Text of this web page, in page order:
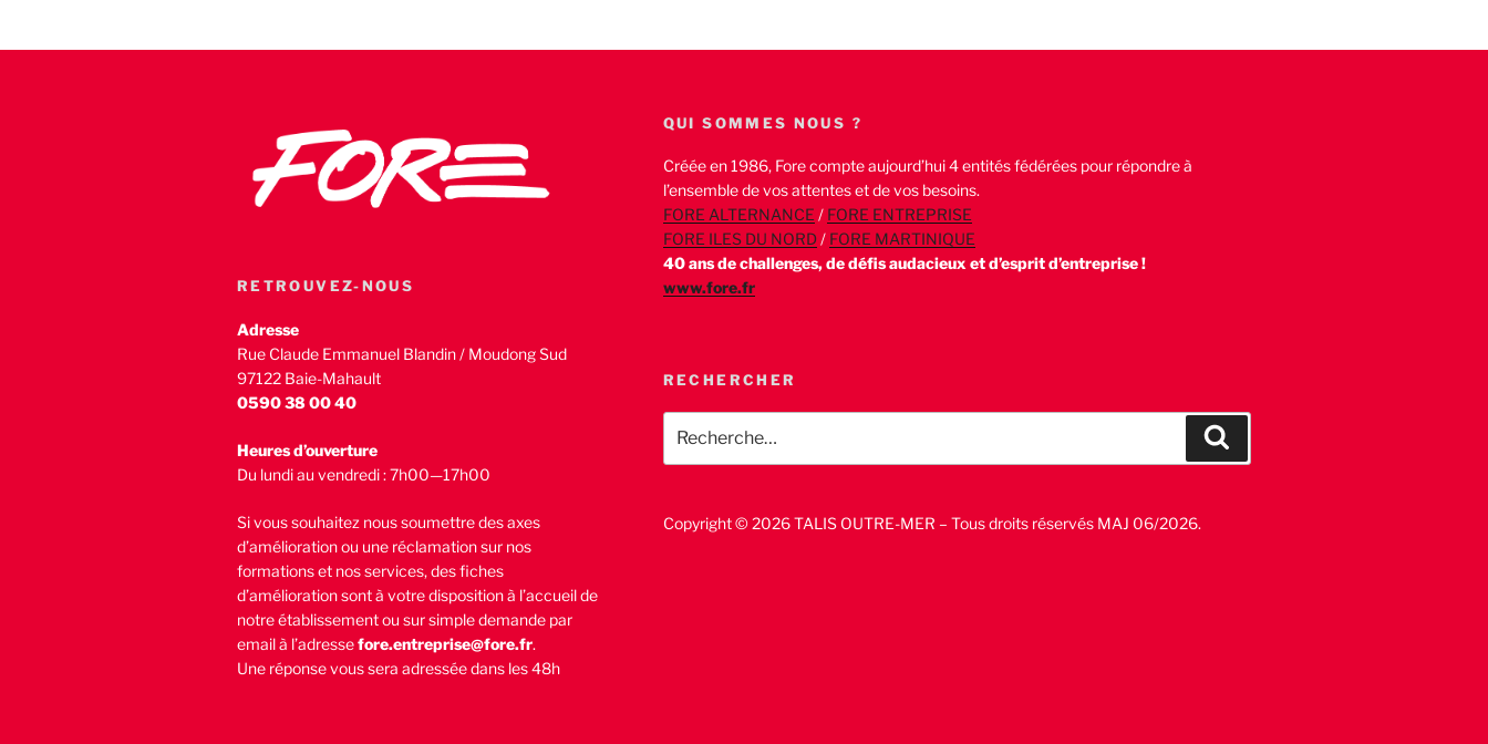
RETROUVEZ-NOUS
Adresse
Rue Claude Emmanuel Blandin / Moudong Sud
97122 Baie-Mahault
0590 38 00 40
Heures d’ouverture
Du lundi au vendredi : 7h00—17h00
Si vous souhaitez nous soumettre des axes
d’amélioration ou une réclamation sur nos
formations et nos services, des fiches
d’amélioration sont à votre disposition à l’accueil de
notre établissement ou sur simple demande par
email à l’adressefore.entreprise@fore.fr.
Une réponse vous sera adressée dans les 48h
QUI SOMMES NOUS ?
Créée en 1986, Fore compte aujourd’hui 4 entités fédérées pour répondre à
l’ensemble de vos attentes et de vos besoins.
FORE ALTERNANCE / FORE ENTREPRISE
FORE ILES DU NORD/ FORE MARTINIQUE
40 ans de challenges, de défis audacieux et d’esprit d’entreprise !
www.fore.fr
RECHERCHER
pour
:
Copyright © 2026 TALIS OUTRE-MER – Tous droits réservés MAJ 06/2026.